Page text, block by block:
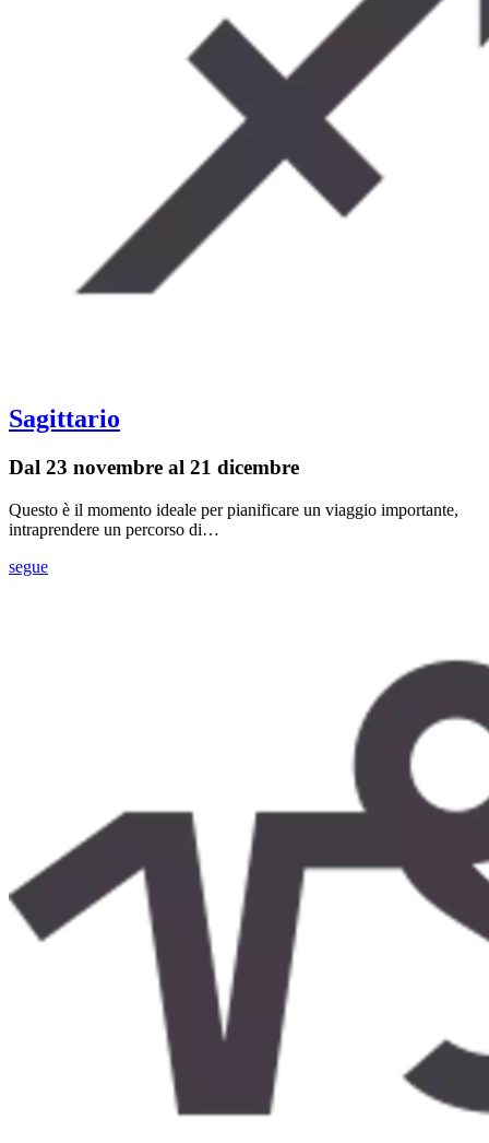
Sagittario
Dal 23 novembre al 21 dicembre
Questo è il momento ideale per pianificare un viaggio importante,
intraprendere un percorso di…
segue